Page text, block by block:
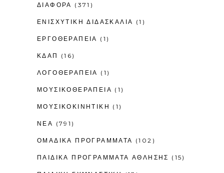
ΔΙΑΦΟΡΑ (371)
ΕΝΙΣΧΥΤΙΚΉ ΔΙΔΑΣΚΑΛΊΑ (1)
ΕΡΓΟΘΕΡΑΠΕΊΑ (1)
ΚΔΑΠ (16)
ΛΟΓΟΘΕΡΑΠΕΊΑ (1)
ΜΟΥΣΙΚΟΘΕΡΑΠΕΊΑ (1)
ΜΟΥΣΙΚΟΚΙΝΗΤΙΚΉ (1)
ΝΕΑ (791)
ΟΜΑΔΙΚΑ ΠΡΟΓΡΑΜΜΑΤΑ (102)
ΠΑΙΔΙΚΆ ΠΡΟΓΡΆΜΜΑΤΑ ΆΘΛΗΣΗΣ (15)